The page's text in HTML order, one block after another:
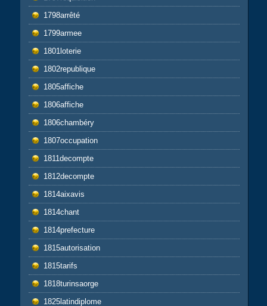
1798arrêté
1799armee
1801loterie
1802republique
1805affiche
1806affiche
1806chambéry
1807occupation
1811decompte
1812decompte
1814aixavis
1814chant
1814prefecture
1815autorisation
1815tarifs
1818turinsaorge
1825latindiplome